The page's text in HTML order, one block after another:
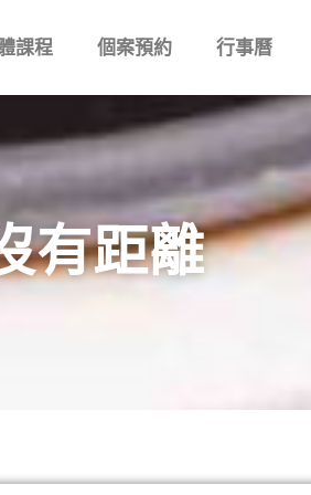
課程 個案預約 行事曆
有距離